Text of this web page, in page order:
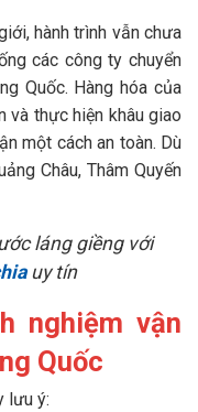
hành trình vẫn chưa
các công ty chuyển
Quốc. Hàng hóa của
và thực hiện khâu giao
một cách an toàn. Dù
Châu, Thâm Quyến
láng giềng với
uy tín
nghiệm vận
Quốc
lưu ý: